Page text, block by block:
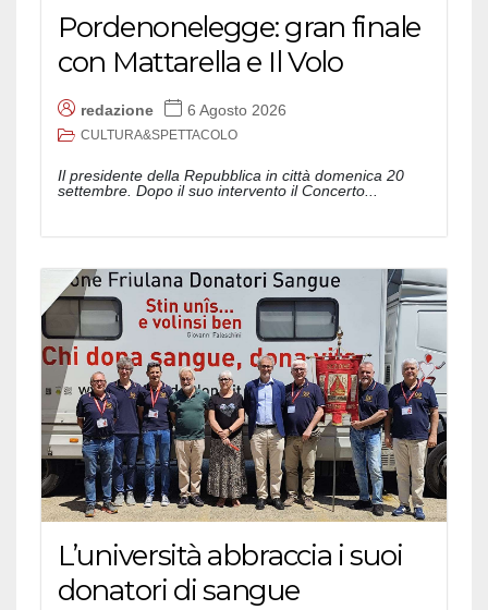
Pordenonelegge: gran finale
con Mattarella e Il Volo
redazione 6 Agosto 2026
CULTURA&SPETTACOLO
Il presidente della Repubblica in città domenica 20
settembre. Dopo il suo intervento il Concerto...
L’università abbraccia i suoi
donatori di sangue